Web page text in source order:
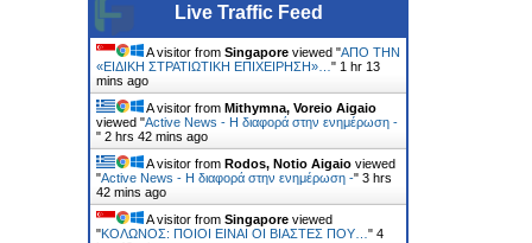
Live Traffic Feed
A visitor from Singapore viewed "ΑΠΟ ΤΗΝ
«ΕΙΔΙΚΗ ΣΤΡΑΤΙΩΤΙΚΗ ΕΠΙΧΕΙΡΗΣΗ»… " 1 hr 13
mins ago
A visitor from Mithymna, Voreio Aigaio
viewed "Active News - Η διαφορά στην ενημέρωση -
" 2 hrs 42 mins ago
A visitor from Rodos, Notio Aigaio viewed
"Active News - Η διαφορά στην ενημέρωση -" 3 hrs
42 mins ago
A visitor from Singapore viewed
"ΚΟΛΩΝΟΣ: ΠΟΙΟΙ ΕΙΝΑΙ ΟΙ ΒΙΑΣΤΕΣ ΠΟΥ… " 4